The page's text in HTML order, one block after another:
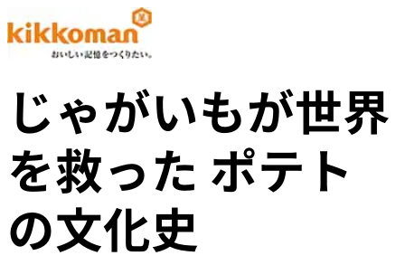
じゃがいもが世界
を救った ポテト
の文化史